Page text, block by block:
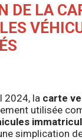
DE LA
2024, la carte
utilisée
simplication